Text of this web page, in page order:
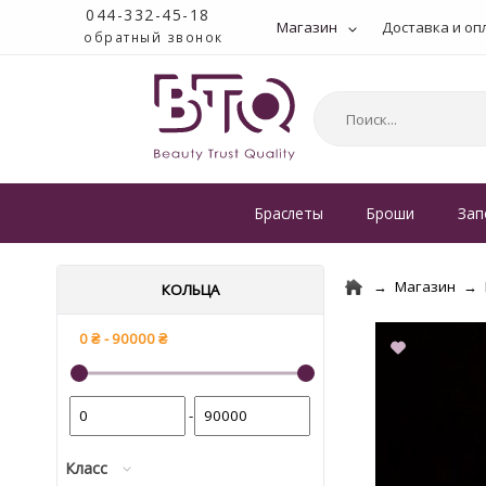
044-332-45-18
обратный звонок Магазин Доставка и
Браслеты Броши
КОЛЬЦА
-
Класс
Магазин